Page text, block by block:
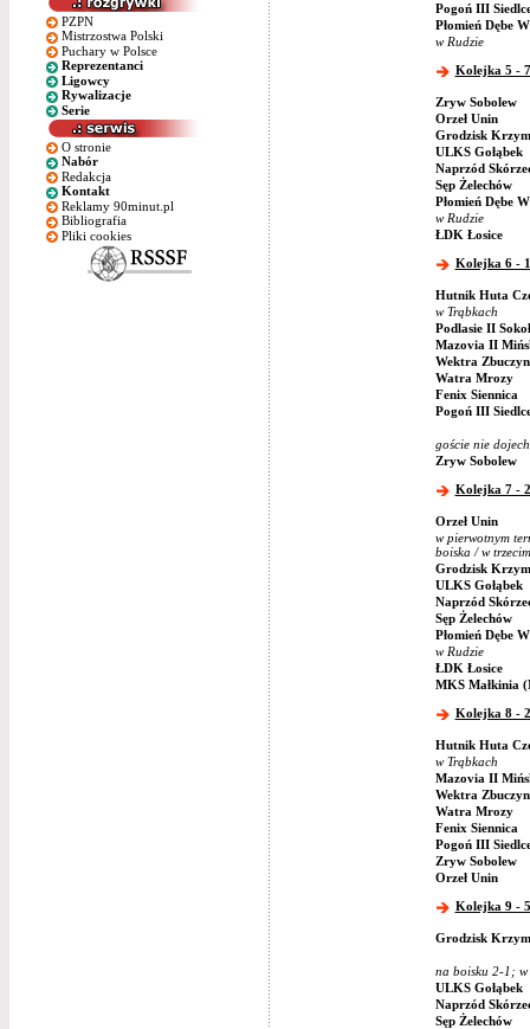
PZPN
Mistrzostwa Polski
Puchary w Polsce
Reprezentanci
Ligowcy
Rywalizacje
Serie
O stronie
Nabór
Redakcja
Kontakt
Reklamy 90minut.pl
Bibliografia
Pliki cookies
Pogoń III
Płomień Dębe
w Rudzie
Kolejka 5 -
Zryw Sobolew
Orzeł Unin
Grodzisk
ULKS Gołąbek
Naprzód
Sęp Żelechów
Płomień Dębe
w Rudzie
ŁDK Łosice
Kolejka 6 -
Hutnik Huta
w Trąbkach
Podlasie II
Mazovia II
Wektra Zbuczyn
Watra Mrozy
Fenix Siennica
Pogoń III
goście nie
Zryw Sobolew
Kolejka 7 -
Orzeł Unin
w pierwotnym
boiska / w
Grodzisk
ULKS Gołąbek
Naprzód
Sęp Żelechów
Płomień Dębe
w Rudzie
ŁDK Łosice
MKS Małkinia
Kolejka 8 -
Hutnik Huta
w Trąbkach
Mazovia II
Wektra Zbuczyn
Watra Mrozy
Fenix Siennica
Pogoń III
Zryw Sobolew
Orzeł Unin
Kolejka 9 -
Grodzisk
na boisku 2-1; w
ULKS Gołąbek
Naprzód
Sęp Żelechów